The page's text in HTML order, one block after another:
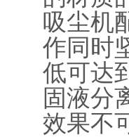
吸尘机
作同时
低可达
固液分
效果不